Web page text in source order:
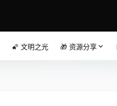
🌠 文明之光 🎁 资源分享